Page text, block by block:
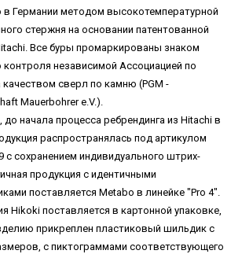
в Германии методом высокотемпературной
стержня на основании патентованной
Все буры промаркированы знаком
контроля независимой Ассоциацией по
сверл по камню (PGM -
Mauerbohrer e.V.).
до начала процесса ребрендинга из Hitachi в
распространялась под артикулом
с сохранением индивидуального штрих-
продукция с идентичными
поставляется Metabo в линейке "Pro 4".
Hikoki поставляется в картонной упаковке,
прикреплен пластиковый шильдик с
с пиктограммами соответствующего